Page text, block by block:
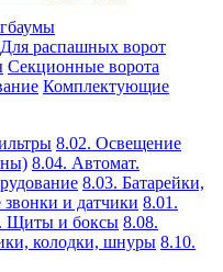
Для распашных ворот
Секционные ворота
Комплектующие
8.02. Освещение
8.04. Автомат.
8.03. Батарейки,
и датчики 8.01.
Щиты и боксы 8.08.
колодки, шнуры 8.10.